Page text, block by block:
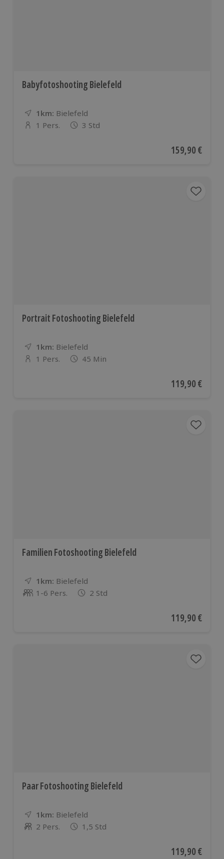
Babyfotoshooting Bielefeld
1km: Entfernung
Standort
Bielefeld
Anzahl der Teilnehmer
1 Pers. 3 Std
Aktueller Preis
159,90 €
Portrait Fotoshooting Bielefeld
1km: Entfernung
Standort
Bielefeld
Anzahl der Teilnehmer
1 Pers. 45 Min
Aktueller Preis
119,90 €
Familien Fotoshooting Bielefeld
1km: Entfernung
Standort
Bielefeld
Anzahl der Teilnehmer
1-6 Pers. 2 Std
Aktueller Preis
119,90 €
Paar Fotoshooting Bielefeld
1km: Entfernung
Standort
Bielefeld
Anzahl der Teilnehmer
2 Pers. 1,5 Std
Aktueller Preis
119,90 €